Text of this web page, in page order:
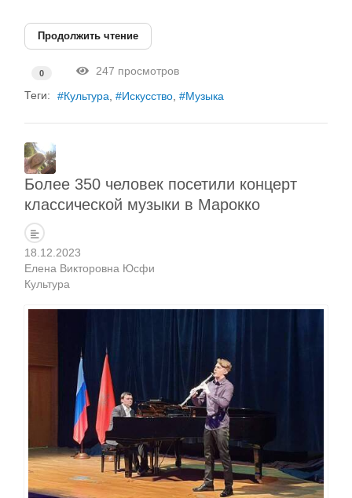
Продолжить чтение
0
247 просмотров
Теги:
Культура Искусство Музыка
Более 350 человек посетили концерт
классической музыки в Марокко
18.12.2023
Елена Викторовна Юсфи
Культура